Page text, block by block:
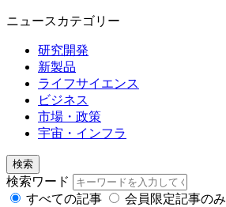
ニュースカテゴリー
研究開発
新製品
ライフサイエンス
ビジネス
市場・政策
宇宙・インフラ
検索
検索ワード
すべての記事
会員限定記事のみ